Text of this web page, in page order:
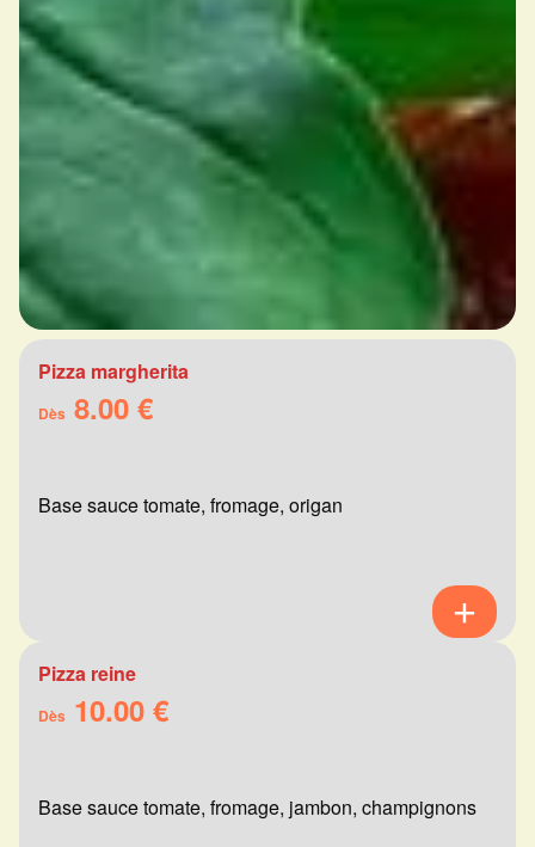
Pizza margherita
Dès 8.00 €
Base sauce tomate, fromage, origan
Pizza reine
Dès 10.00 €
Base sauce tomate, fromage, jambon, champignons